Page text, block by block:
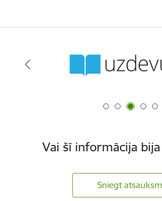
Vai šī informācija
Sniegt